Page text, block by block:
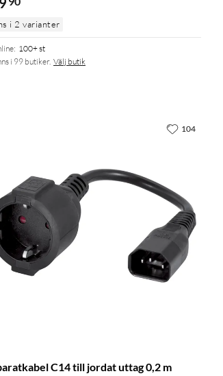
i 2 varianter
: 100+ st
i 99 butiker. Välj butik
C14 till jordat uttag 0,2 m
104